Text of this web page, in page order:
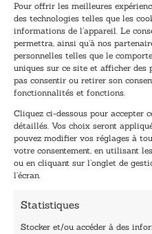
Pour offrir les meilleures
des technologies telles que les
informations de l’appareil. Le
permettra, ainsi qu’à nos
personnelles telles que le
uniques sur ce site et afficher des
pas consentir ou retirer son
fonctionnalités et fonctions.
Cliquez ci-dessous pour accepter
détaillés. Vos choix seront
pouvez modifier vos réglages à
votre consentement, en utilisant
ou en cliquant sur l’onglet de
l’écran.
Statistiques
Stocker et/ou accéder à des
Inscription
Inscrivez-vous à notre
dernières nouvelles.
E
m
a
i
l
*
TENEZ-MOI